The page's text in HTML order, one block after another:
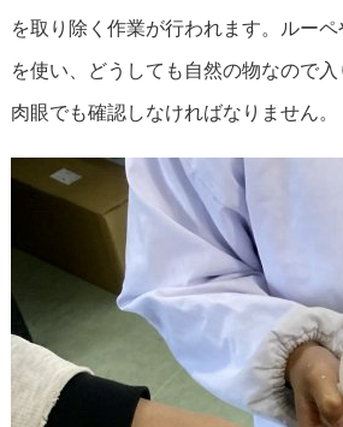
を取り除く作業が行われます。ルー
を使い、どうしても自然の物なので
肉眼でも確認しなければなりません。